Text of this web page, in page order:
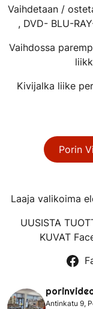
Vaihdetaan /
, DVD- BLU-
Vaihdossa
Kivijalka liike
Porin
Laaja valikoima
UUSISTA
KUVAT
Antinkatu 9,